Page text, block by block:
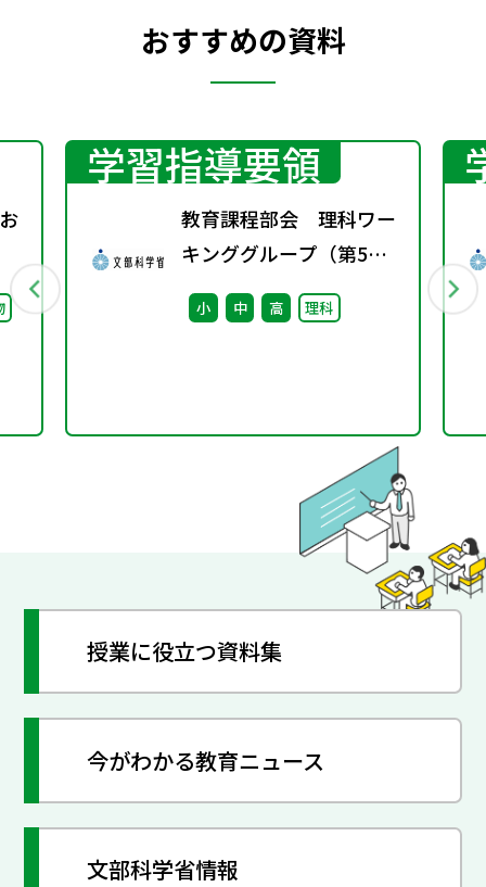
おすすめの資料
学習指導要領
教育課程部会 理科ワー
キンググループ（第5
回） 配付資料
小 中 高 理科
授業に役立つ資料集
今がわかる教育ニュース
文部科学省情報